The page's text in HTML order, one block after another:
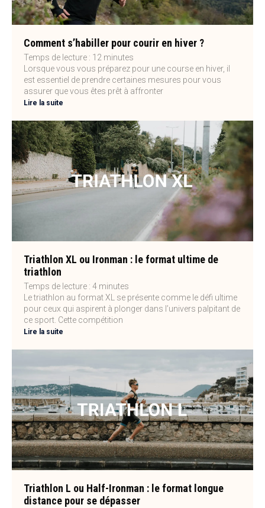
Comment s’habiller pour courir en hiver ?
Temps de lecture : 12 minutes
Lorsque vous vous préparez pour une course en hiver, il
est essentiel de prendre certaines mesures pour vous
assurer que vous êtes prêt à affronter
Lire la suite
Triathlon XL ou Ironman : le format ultime de
triathlon
Temps de lecture : 4 minutes
Le triathlon au format XL se présente comme le défi ultime
pour ceux qui aspirent à plonger dans l’univers palpitant de
ce sport. Cette compétition
Lire la suite
Triathlon L ou Half-Ironman : le format longue
distance pour se dépasser